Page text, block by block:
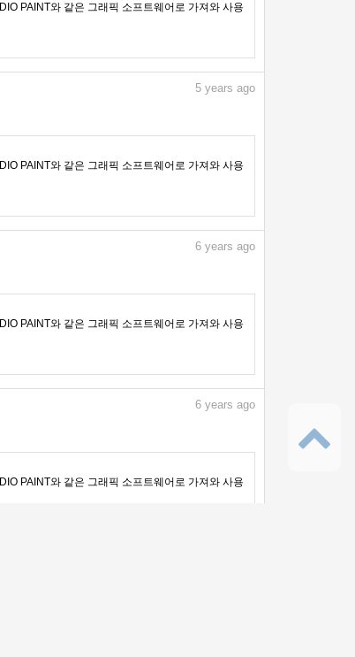
PAINT와 같은 그래픽 소프트웨어로 가져와 사용
5 years ago
PAINT와 같은 그래픽 소프트웨어로 가져와 사용
6 years ago
PAINT와 같은 그래픽 소프트웨어로 가져와 사용
6 years ago
PAINT와 같은 그래픽 소프트웨어로 가져와 사용